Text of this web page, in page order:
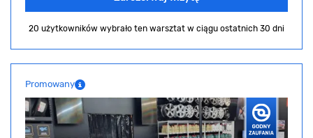
20 użytkowników wybrało ten warsztat w ciągu ostatnich 30 dni
Promowany